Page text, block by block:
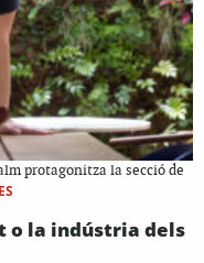
protagonitza la secció de
o la indústria dels